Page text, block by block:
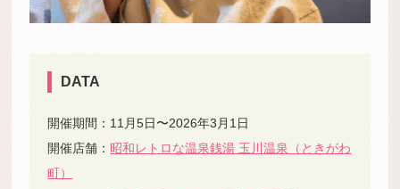
DATA
開催期間：11月5日〜2026年3月1日
開催店舗： 昭和レトロな温泉銭湯 玉川温泉（ときがわ
町）